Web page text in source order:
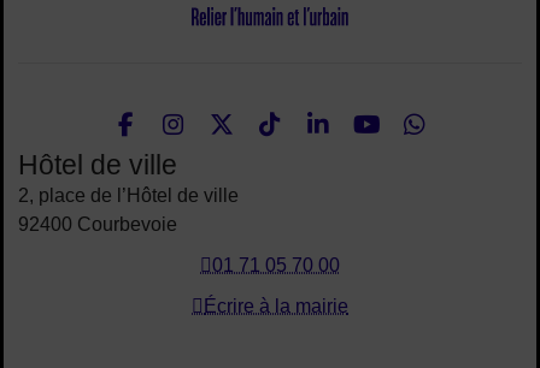
Nous suivre
FacebookInstagramTwitterTikTokLinkedIn
Hôtel de ville
2, place de l’Hôtel de ville
92400 Courbevoie
01 71 05 70 00
Écrire à la mairie